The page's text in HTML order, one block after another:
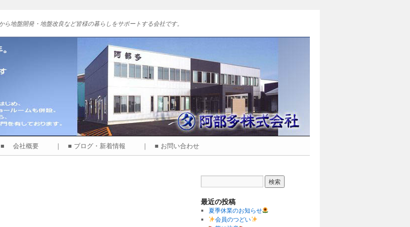
地盤開発・地盤改良など皆様の暮らしをサポートする会社です。
会社概要 ｜ ■ ブログ・新着情報 ｜ ■ お問い合わせ
最近の投稿
夏季休業のお知らせ
会員のつどい